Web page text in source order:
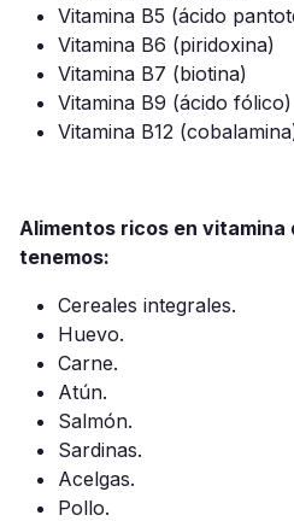
Vitamina B5 (ácido
Vitamina B6 (piridoxina)
Vitamina B7 (biotina)
Vitamina B9 (ácido fólico)
Vitamina B12
Alimentos ricos en vitamina
tenemos:
Cereales integrales.
Huevo.
Carne.
Atún.
Salmón.
Sardinas.
Acelgas.
Pollo.